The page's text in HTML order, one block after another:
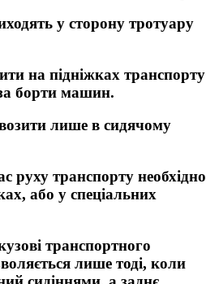
у сторону тротуару
на підніжках транспорту
борти машин.
лише в сидячому
руху транспорту необхідно
або у спеціальних
транспортного
лише тоді, коли